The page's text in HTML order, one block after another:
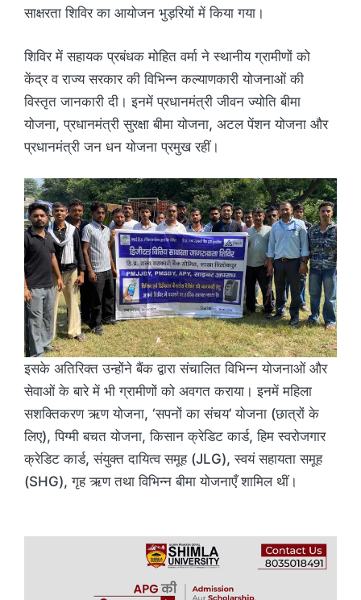
साक्षरता शिविर का आयोजन भुड़रियों में किया गया।
शिविर में सहायक प्रबंधक मोहित वर्मा ने स्थानीय ग्रामीणों को
केंद्र व राज्य सरकार की विभिन्न कल्याणकारी योजनाओं की
विस्तृत जानकारी दी। इनमें प्रधानमंत्री जीवन ज्योति बीमा
योजना, प्रधानमंत्री सुरक्षा बीमा योजना, अटल पेंशन योजना और
प्रधानमंत्री जन धन योजना प्रमुख रहीं।
इसके अतिरिक्त उन्होंने बैंक द्वारा संचालित विभिन्न योजनाओं और
सेवाओं के बारे में भी ग्रामीणों को अवगत कराया। इनमें महिला
सशक्तिकरण ऋण योजना, ‘सपनों का संचय’ योजना (छात्रों के
लिए), पिग्मी बचत योजना, किसान क्रेडिट कार्ड, हिम स्वरोजगार
क्रेडिट कार्ड, संयुक्त दायित्व समूह (JLG), स्वयं सहायता समूह
(SHG), गृह ऋण तथा विभिन्न बीमा योजनाएँ शामिल थीं।